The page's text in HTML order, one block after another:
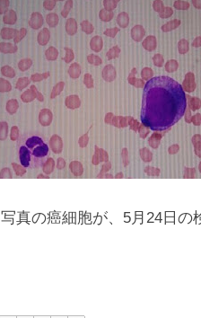
真の癌細胞が、5月24日の